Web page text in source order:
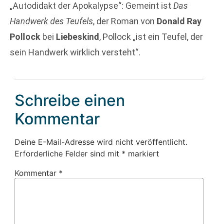
„Autodidakt der Apokalypse“: Gemeint ist Das
Handwerk des Teufels, der Roman von Donald Ray
Pollock bei Liebeskind, Pollock „ist ein Teufel, der
sein Handwerk wirklich versteht“.
Schreibe einen
Kommentar
Deine E-Mail-Adresse wird nicht veröffentlicht.
Erforderliche Felder sind mit * markiert
Kommentar *